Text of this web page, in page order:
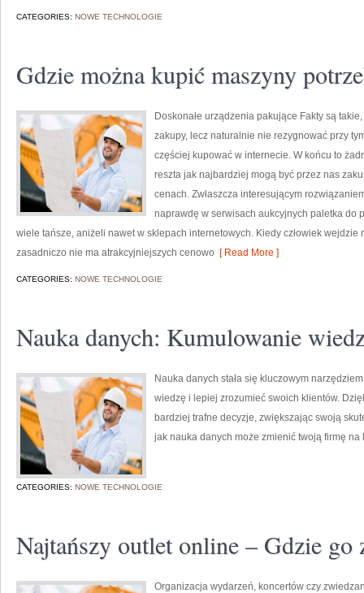
CATEGORIES: NOWE TECHNOLOGIE
Gdzie można kupić maszyny
Doskonałe urządzenia pakujące Fakty są
zakupy, lecz naturalnie nie rezygnować przy
częściej kupować w internecie. W końcu to
reszta jak najbardziej mogą być przez nas
cenach. Zwłaszcza interesującym
naprawdę w serwisach aukcyjnych paletka do
wiele tańsze, aniżeli nawet w sklepach internetowych. Kiedy człowiek
zasadniczo nie ma atrakcyjniejszych cenowo [ Read More ]
CATEGORIES: NOWE TECHNOLOGIE
Nauka danych: Kumulowanie
Nauka danych stała się kluczowym
wiedzę i lepiej zrozumieć swoich klientów.
bardziej trafne decyzje, zwiększając swoją
jak nauka danych może zmienić twoją firmę na
CATEGORIES: NOWE TECHNOLOGIE
Najtańszy outlet online – Gdzie go
Organizacja wydarzeń, koncertów czy